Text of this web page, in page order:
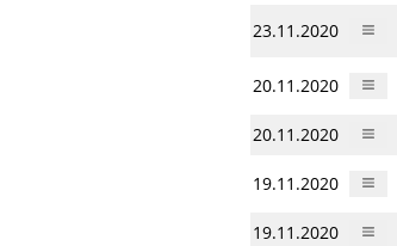
23.11.2020
20.11.2020
20.11.2020
19.11.2020
19.11.2020